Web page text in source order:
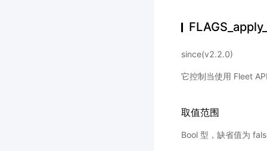
since(v2.2.0)
它控制当使用 Fleet
取值范围
Bool 型，缺省值为